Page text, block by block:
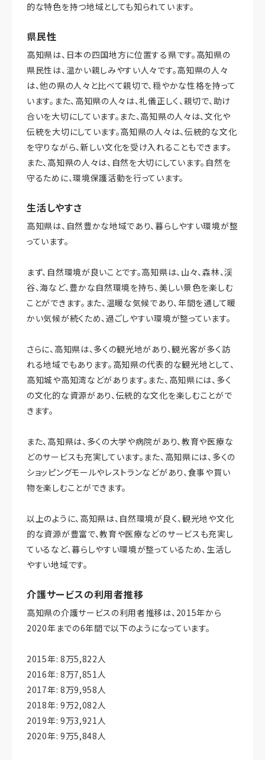
的な特色を持つ地域としても知られています。
県民性
高知県は、日本の四国地方に位置する県です。高知県の
県民性は、温かい親しみやすい人々です。高知県の人々
は、他の県の人々と比べて親切で、穏やかな性格を持って
います。また、高知県の人々は、礼儀正しく、親切で、助け
合いを大切にしています。また、高知県の人々は、文化や
伝統を大切にしています。高知県の人々は、伝統的な文化
を守りながら、新しい文化を受け入れることもできます。
また、高知県の人々は、自然を大切にしています。自然を
守るために、環境保護活動を行っています。
生活しやすさ
高知県は、自然豊かな地域であり、暮らしやすい環境が整
っています。
まず、自然環境が良いことです。高知県は、山々、森林、渓
谷、海など、豊かな自然環境を持ち、美しい景色を楽しむ
ことができます。また、温暖な気候であり、年間を通して暖
かい気候が続くため、過ごしやすい環境が整っています。
さらに、高知県は、多くの観光地があり、観光客が多く訪
れる地域でもあります。高知県の代表的な観光地として、
高知城や高知湾などがあります。また、高知県には、多く
の文化的な資源があり、伝統的な文化を楽しむことがで
きます。
また、高知県は、多くの大学や病院があり、教育や医療な
どのサービスも充実しています。また、高知県には、多くの
ショッピングモールやレストランなどがあり、食事や買い
物を楽しむことができます。
以上のように、高知県は、自然環境が良く、観光地や文化
的な資源が豊富で、教育や医療などのサービスも充実し
ているなど、暮らしやすい環境が整っているため、生活し
やすい地域です。
介護サービスの利用者推移
高知県の介護サービスの利用者推移は、2015年から
2020年までの6年間で以下のようになっています。
2015年: 8万5,822人
2016年: 8万7,851人
2017年: 8万9,958人
2018年: 9万2,082人
2019年: 9万3,921人
2020年: 9万5,848人